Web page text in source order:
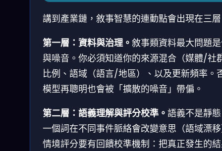
講到產業鏈，敘事智慧的連動點會出現在三
第一層：資料與治理。 敘事類資料最大問題
與噪音。你必須知道你的來源混合（媒體/社
比例、語域（語言/地區）、以及更新頻率。
模型再聰明也會被「擴散的噪音」帶偏。
第二層：語義理解與評分校準。 語義不是靜
一個詞在不同事件脈絡會改變意思（語域漂
情境評分要有回饋校準機制：把真正發生的